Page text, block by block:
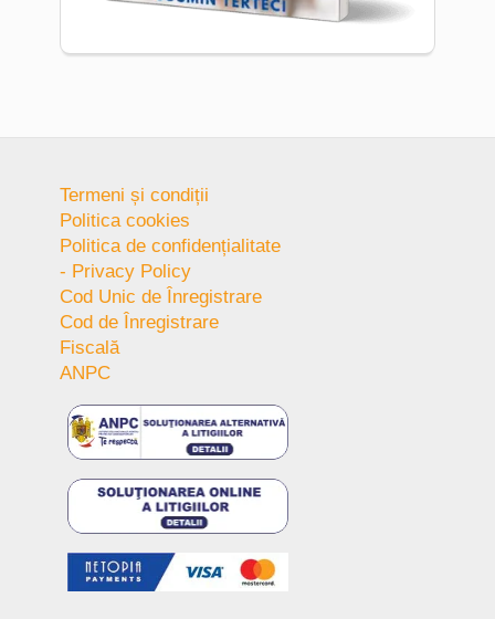
Termeni și condiții
Politica cookies
Politica de confidențialitate
- Privacy Policy
Cod Unic de Înregistrare
Cod de Înregistrare
Fiscală
ANPC